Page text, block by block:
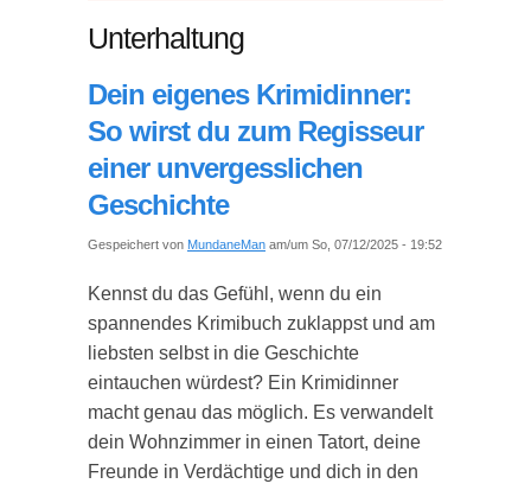
Unterhaltung
Dein eigenes Krimidinner:
So wirst du zum Regisseur
einer unvergesslichen
Geschichte
Gespeichert von MundaneMan am/um So, 07/12/2025 - 19:52
Kennst du das Gefühl, wenn du ein
spannendes Krimibuch zuklappst und am
liebsten selbst in die Geschichte
eintauchen würdest? Ein Krimidinner
macht genau das möglich. Es verwandelt
dein Wohnzimmer in einen Tatort, deine
Freunde in Verdächtige und dich in den